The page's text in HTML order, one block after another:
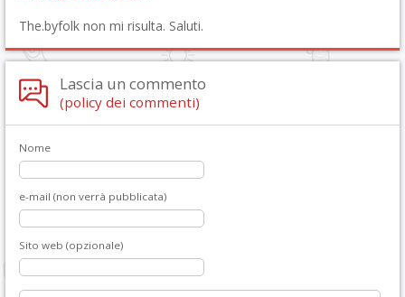
The.byfolk non mi risulta. Saluti.
Lascia un commento
(policy dei commenti)
Nome
e-mail (non verrà pubblicata)
Sito web (opzionale)